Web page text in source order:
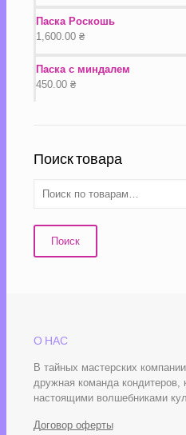
Паска Роскошь
1,600.00 ₴
Паска с миндалем
450.00 ₴
Поиск товара
Поиск
О НАС
В тайных мастерских
дружная команда кондитеров,
настоящими волшебниками
Договор оферты